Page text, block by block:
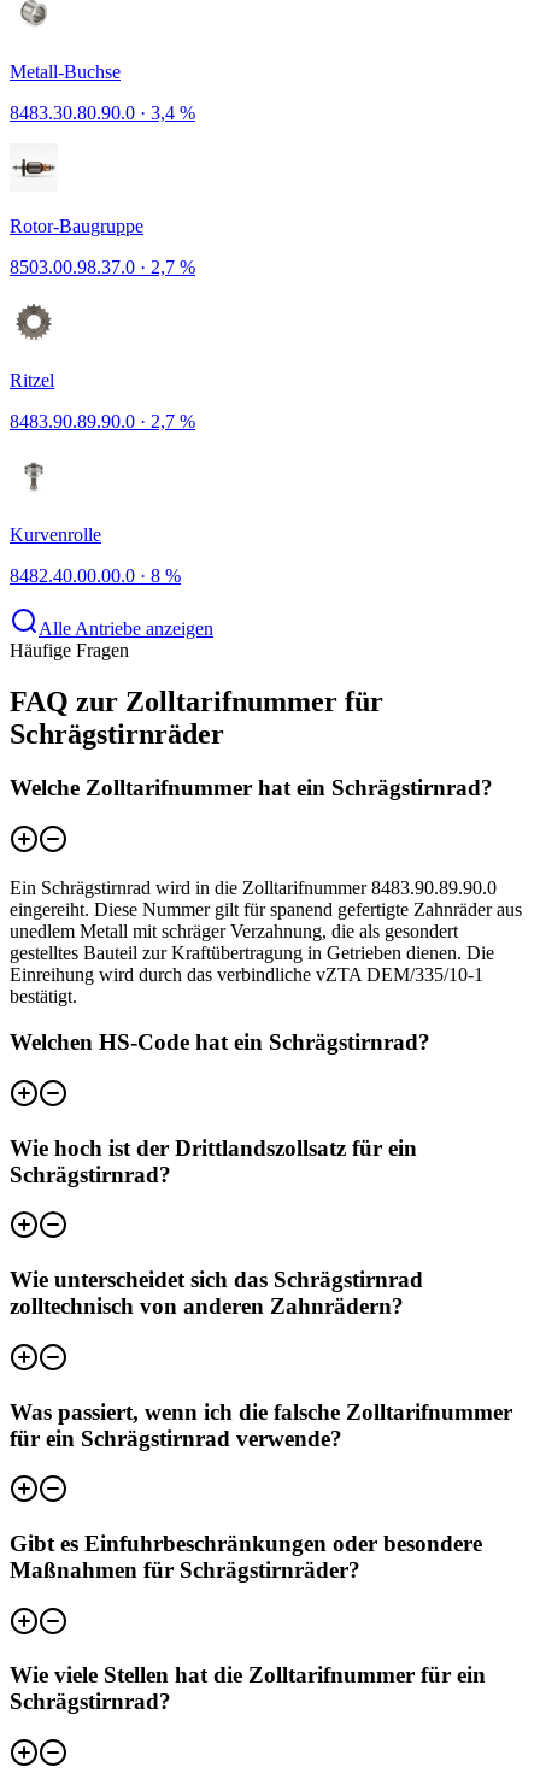
Metall-Buchse
8483.30.80.90.0 · 3,4 %
Rotor-Baugruppe
8503.00.98.37.0 · 2,7 %
Ritzel
8483.90.89.90.0 · 2,7 %
Kurvenrolle
8482.40.00.00.0 · 8 %
Alle Antriebe anzeigen
Häufige Fragen
FAQ zur Zolltarifnummer für
Schrägstirnräder
Welche Zolltarifnummer hat ein Schrägstirnrad?
Ein Schrägstirnrad wird in die Zolltarifnummer 8483.90.89.90.0
eingereiht. Diese Nummer gilt für spanend gefertigte Zahnräder aus
unedlem Metall mit schräger Verzahnung, die als gesondert
gestelltes Bauteil zur Kraftübertragung in Getrieben dienen. Die
Einreihung wird durch das verbindliche vZTA DEM/335/10-1
bestätigt.
Welchen HS-Code hat ein Schrägstirnrad?
Wie hoch ist der Drittlandszollsatz für ein
Schrägstirnrad?
Wie unterscheidet sich das Schrägstirnrad
zolltechnisch von anderen Zahnrädern?
Was passiert, wenn ich die falsche Zolltarifnummer
für ein Schrägstirnrad verwende?
Gibt es Einfuhrbeschränkungen oder besondere
Maßnahmen für Schrägstirnräder?
Wie viele Stellen hat die Zolltarifnummer für ein
Schrägstirnrad?